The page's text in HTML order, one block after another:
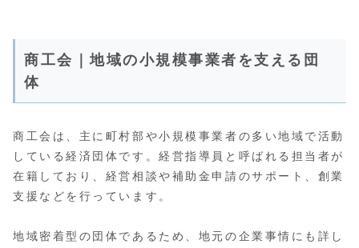
商工会｜地域の小規模事業者を支える団
体
商工会は、主に町村部や小規模事業者の多い地域で活動
している経済団体です。経営指導員と呼ばれる担当者が
在籍しており、経営相談や補助金申請のサポート、創業
支援などを行っています。
地域密着型の団体であるため、地元の企業事情にも詳し